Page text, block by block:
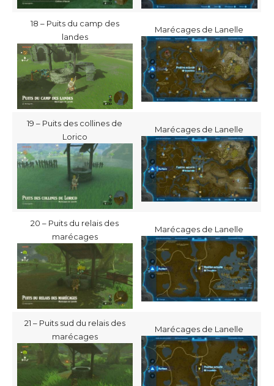
18 – Puits du camp des
landes
Marécages de Lanelle
19 – Puits des collines de
Lorico
Marécages de Lanelle
20 – Puits du relais des
marécages
Marécages de Lanelle
21 – Puits sud du relais des
marécages
Marécages de Lanelle